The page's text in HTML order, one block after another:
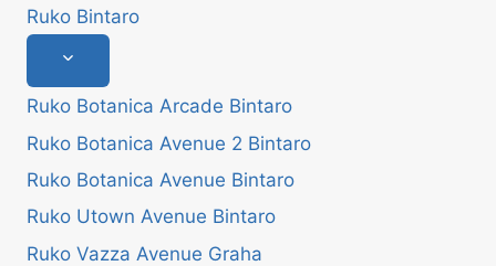
Ruko Bintaro
Toggle
menu
Ruko Botanica Arcade Bintaro
Ruko Botanica Avenue 2 Bintaro
Ruko Botanica Avenue Bintaro
Ruko Utown Avenue Bintaro
Ruko Vazza Avenue Graha